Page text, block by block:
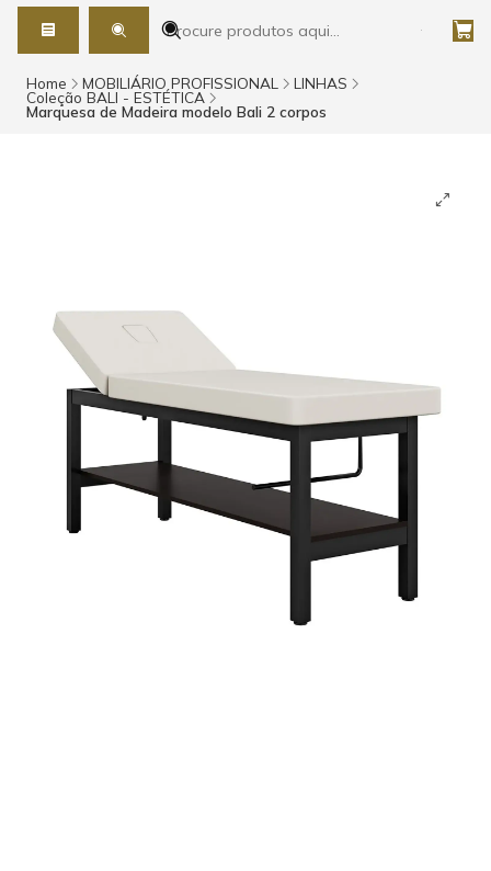
Home MOBILIÁRIO PROFISSIONAL LINHAS
Coleção BALI - ESTÉTICA
Marquesa de Madeira modelo Bali 2 corpos